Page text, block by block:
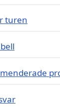
turen